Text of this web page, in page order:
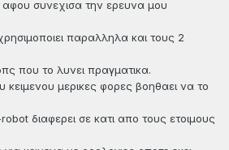
αφου συνεχισα την ερευνα μου
παραλληλα και τους 2
που το λυνει πραγματικα.
κειμενου μερικες φορες βοηθαει να το
διαφερει σε κατι απο τους ετοιμους